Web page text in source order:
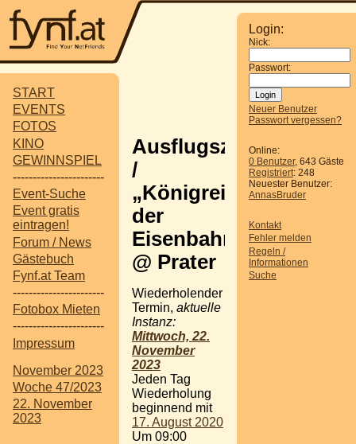
START
EVENTS
FOTOS
KINO
GEWINNSPIEL
-----------------------
Event-Suche
Event gratis
eintragen!
Forum / News
Gästebuch
Fynf.at Team
-----------------------
Fotobox Mieten
-----------------------
Impressum
November 2023
Woche 47/2023
22. November
2023
Login:
Nick:
Passwort:
Neuer Benutzer
Passwort vergessen?
Online:
0 Benutzer, 643 Gäste
Registriert: 248
Neuester Benutzer:
AnnasBruder
Kontakt
Fehler melden
Regeln /
Informationen
Suche
Ausflugsziel
/
„Königreich
der
Eisenbahnen“
@ Prater
Wiederholender
Termin, aktuelle
Instanz:
Mittwoch, 22.
November
2023
Jeden Tag
Wiederholung
beginnend mit
17. August 2020
Um 09:00